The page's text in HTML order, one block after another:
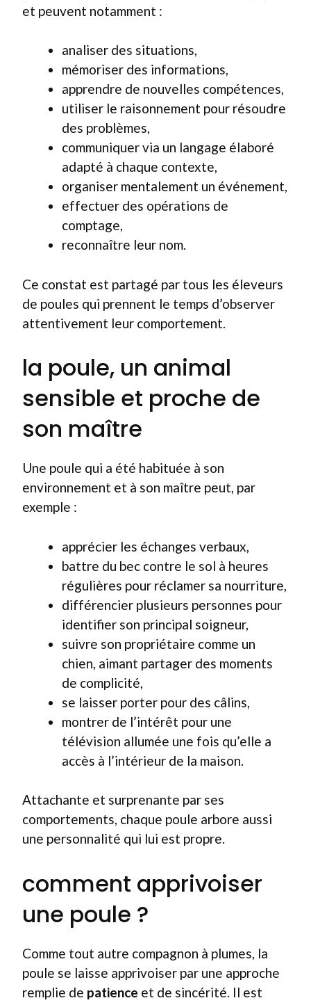
et peuvent notamment :
analiser des situations,
mémoriser des informations,
apprendre de nouvelles compétences,
utiliser le raisonnement pour résoudre
des problèmes,
communiquer via un langage élaboré
adapté à chaque contexte,
organiser mentalement un événement,
effectuer des opérations de
comptage,
reconnaître leur nom.
Ce constat est partagé par tous les éleveurs
de poules qui prennent le temps d’observer
attentivement leur comportement.
la poule, un animal
sensible et proche de
son maître
Une poule qui a été habituée à son
environnement et à son maître peut, par
exemple :
apprécier les échanges verbaux,
battre du bec contre le sol à heures
régulières pour réclamer sa nourriture,
différencier plusieurs personnes pour
identifier son principal soigneur,
suivre son propriétaire comme un
chien, aimant partager des moments
de complicité,
se laisser porter pour des câlins,
montrer de l’intérêt pour une
télévision allumée une fois qu’elle a
accès à l’intérieur de la maison.
Attachante et surprenante par ses
comportements, chaque poule arbore aussi
une personnalité qui lui est propre.
comment apprivoiser
une poule ?
Comme tout autre compagnon à plumes, la
poule se laisse apprivoiser par une approche
remplie de patience et de sincérité. Il est